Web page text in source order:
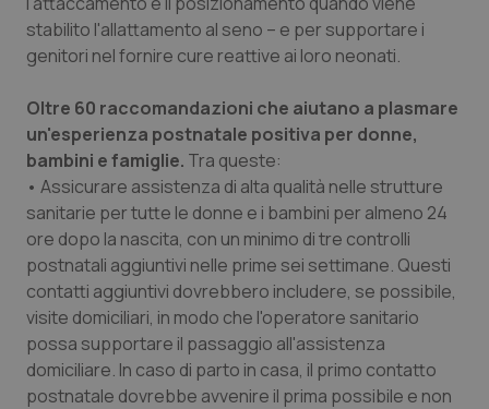
Quotidiano Pediatria
Salute orale & impianti
Sangue & coagulazione
Tiroide
Tumore al seno
Tumore ovarico
stabilito l'allattamento al seno – e per supportare i
genitori nel fornire cure reattive ai loro neonati.
Oltre 60 raccomandazioni che aiutano a plasmare
un'esperienza postnatale positiva per donne,
bambini e famiglie. Tra queste:
• Assicurare assistenza di alta qualità nelle strutture
sanitarie per tutte le donne e i bambini per almeno 24
ore dopo la nascita, con un minimo di tre controlli
postnatali aggiuntivi nelle prime sei settimane. Questi
contatti aggiuntivi dovrebbero includere, se possibile,
visite domiciliari, in modo che l'operatore sanitario
possa supportare il passaggio all'assistenza
domiciliare. In caso di parto in casa, il primo contatto
postnatale dovrebbe avvenire il prima possibile e non